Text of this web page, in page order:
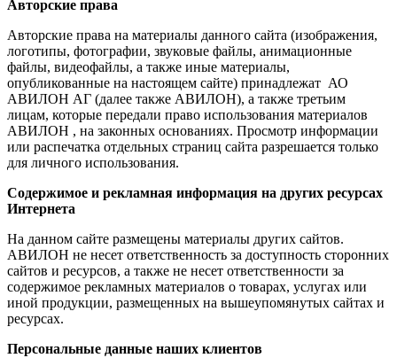
Авторские права
Авторские права на материалы данного сайта (изображения,
логотипы, фотографии, звуковые файлы, анимационные
файлы, видеофайлы, а также иные материалы,
опубликованные на настоящем сайте) принадлежат АО
АВИЛОН АГ (далее также АВИЛОН), а также третьим
лицам, которые передали право использования материалов
АВИЛОН , на законных основаниях. Просмотр информации
или распечатка отдельных страниц сайта разрешается только
для личного использования.
Содержимое и рекламная информация на других ресурсах
Интернета
На данном сайте размещены материалы других сайтов.
АВИЛОН не несет ответственность за доступность сторонних
сайтов и ресурсов, а также не несет ответственности за
содержимое рекламных материалов о товарах, услугах или
иной продукции, размещенных на вышеупомянутых сайтах и
ресурсах.
Персональные данные наших клиентов